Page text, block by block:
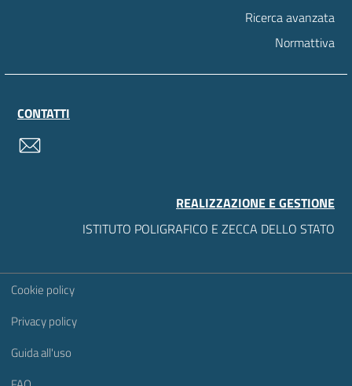
Ricerca avanzata
Normattiva
CONTATTI
REALIZZAZIONE E GESTIONE
ISTITUTO POLIGRAFICO E ZECCA DELLO STATO
Sezione Link Utili
Cookie policy
Privacy policy
Guida all'uso